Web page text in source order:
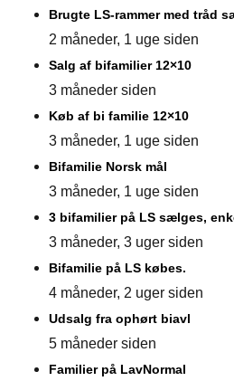
Brugte LS-rammer med tråd
2 måneder, 1 uge siden
Salg af bifamilier 12×10
3 måneder siden
Køb af bi familie 12×10
3 måneder, 1 uge siden
Bifamilie Norsk mål
3 måneder, 1 uge siden
3 bifamilier på LS sælges,
3 måneder, 3 uger siden
Bifamilie på LS købes.
4 måneder, 2 uger siden
Udsalg fra ophørt biavl
5 måneder siden
Familier på LavNormal